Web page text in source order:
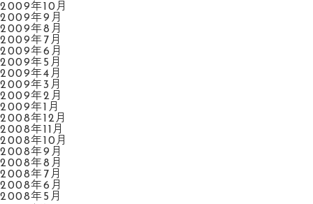
2009年10月
2009年9月
2009年8月
2009年7月
2009年6月
2009年5月
2009年4月
2009年3月
2009年2月
2009年1月
2008年12月
2008年11月
2008年10月
2008年9月
2008年8月
2008年7月
2008年6月
2008年5月